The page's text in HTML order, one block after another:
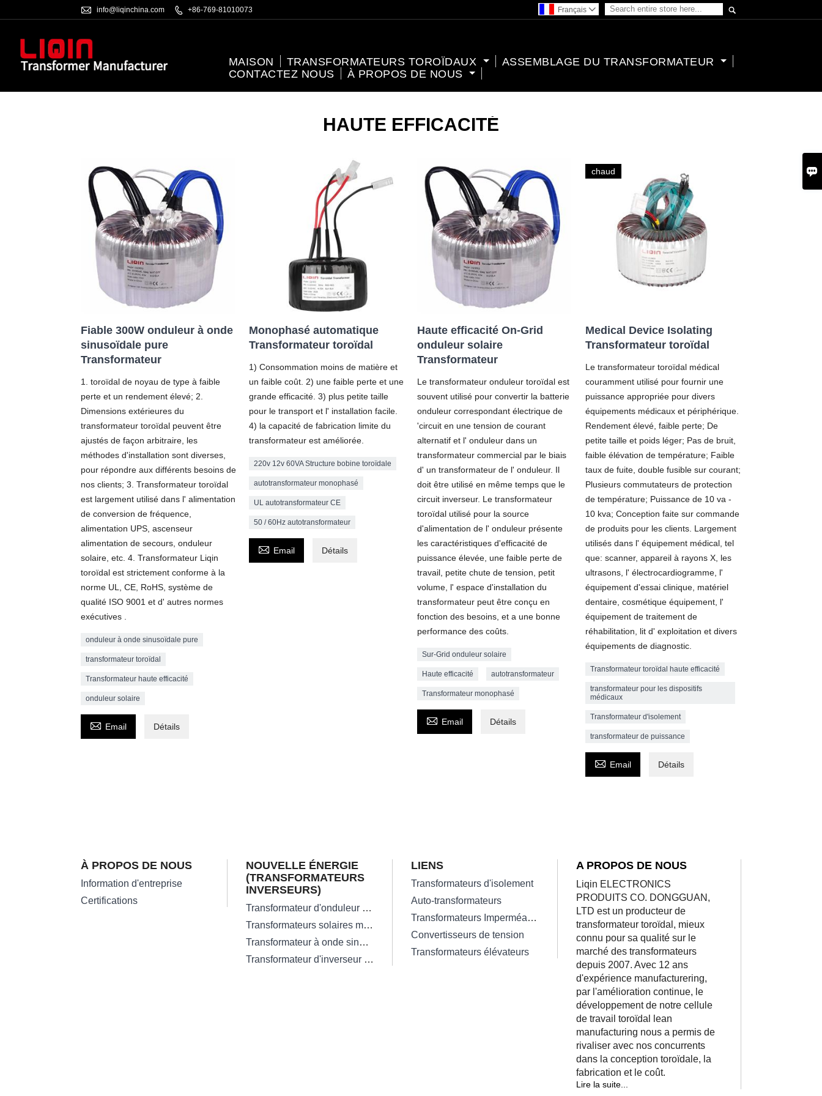

 info@liqinchina.com  +86-769-81010073 
Français 
MAISON TRANSFORMATEURS TOROÏDAUX
ASSEMBLAGE DU TRANSFORMATEUR
CONTACTEZ NOUS
À PROPOS DE NOUS
HAUTE EFFICACITÉ
Fiable 300W onduleur à onde
sinusoïdale pure
Transformateur
1. toroïdal de noyau de type à faible
perte et un rendement élevé; 2.
Dimensions extérieures du
transformateur toroïdal peuvent être
ajustés de façon arbitraire, les
méthodes d'installation sont diverses,
pour répondre aux différents besoins de
nos clients; 3. Transformateur toroïdal
est largement utilisé dans l' alimentation
de conversion de fréquence,
alimentation UPS, ascenseur
alimentation de secours, onduleur
solaire, etc. 4. Transformateur Liqin
toroïdal est strictement conforme à la
norme UL, CE, RoHS, système de
qualité ISO 9001 et d' autres normes
exécutives .
onduleur à onde sinusoïdale pure
transformateur toroïdal
Transformateur haute efficacité
onduleur solaire
 Email Détails
Monophasé automatique
Transformateur toroïdal
1) Consommation moins de matière et
un faible coût. 2) une faible perte et une
grande efficacité. 3) plus petite taille
pour le transport et l' installation facile.
4) la capacité de fabrication limite du
transformateur est améliorée.
220v 12v 60VA Structure bobine toroïdale
autotransformateur monophasé
UL autotransformateur CE
50 / 60Hz autotransformateur
 Email Détails
Haute efficacité On-Grid
onduleur solaire
Transformateur
Le transformateur onduleur toroïdal est
souvent utilisé pour convertir la batterie
onduleur correspondant électrique de
'circuit en une tension de courant
alternatif et l' onduleur dans un
transformateur commercial par le biais
d' un transformateur de l' onduleur. Il
doit être utilisé en même temps que le
circuit inverseur. Le transformateur
toroïdal utilisé pour la source
d'alimentation de l' onduleur présente
les caractéristiques d'efficacité de
puissance élevée, une faible perte de
travail, petite chute de tension, petit
volume, l' espace d'installation du
transformateur peut être conçu en
fonction des besoins, et a une bonne
performance des coûts.
Sur-Grid onduleur solaire
Haute efficacité autotransformateur
Transformateur monophasé
 Email Détails
chaud
Medical Device Isolating
Transformateur toroïdal
Le transformateur toroïdal médical
couramment utilisé pour fournir une
puissance appropriée pour divers
équipements médicaux et périphérique.
Rendement élevé, faible perte; De
petite taille et poids léger; Pas de bruit,
faible élévation de température; Faible
taux de fuite, double fusible sur courant;
Plusieurs commutateurs de protection
de température; Puissance de 10 va -
10 kva; Conception faite sur commande
de produits pour les clients. Largement
utilisés dans l' équipement médical, tel
que: scanner, appareil à rayons X, les
ultrasons, l' électrocardiogramme, l'
équipement d'essai clinique, matériel
dentaire, cosmétique équipement, l'
équipement de traitement de
réhabilitation, lit d' exploitation et divers
équipements de diagnostic.
Transformateur toroïdal haute efficacité
transformateur pour les dispositifs
médicaux
Transformateur d'isolement
transformateur de puissance
 Email Détails
À PROPOS DE NOUS
Information d'entreprise
Certifications
NOUVELLE ÉNERGIE
(TRANSFORMATEURS
INVERSEURS)
Transformateur d'onduleur solaire à haute efficacité sur réseau
Transformateurs solaires monophasés
Transformateur à onde sinusoïdale pure de 300W
Transformateur d'inverseur solaire triphasé hors réseau perdu
LIENS
Transformateurs d'isolement
Auto-transformateurs
Transformateurs Imperméables
Convertisseurs de tension
Transformateurs élévateurs
A PROPOS DE NOUS
Liqin ELECTRONICS
PRODUITS CO. DONGGUAN,
LTD est un producteur de
transformateur toroïdal, mieux
connu pour sa qualité sur le
marché des transformateurs
depuis 2007. Avec 12 ans
d'expérience manufacturering,
par l'amélioration continue, le
développement de notre cellule
de travail toroïdal lean
manufacturing nous a permis de
rivaliser avec nos concurrents
dans la conception toroïdale, la
fabrication et le coût.
Lire la suite...